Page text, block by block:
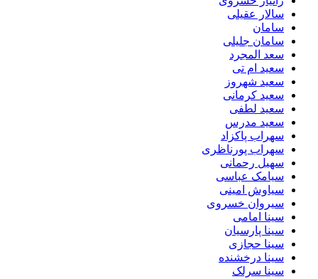
سالار عقیلی
سامان
سامان جلیلی
سعد المجرد
سعید ام تی
سعید شهروز
سعید کرمانی
سعید لطفی
سعید مدرس
سهراب پاکزاد
سهراب پورناظری
سهیل رحمانی
سیامک عباسی
سیاوش امینی
سیروان خسروی
سینا امامی
سینا پارسیان
سینا حجازی
سینا درخشنده
سینا سرلک